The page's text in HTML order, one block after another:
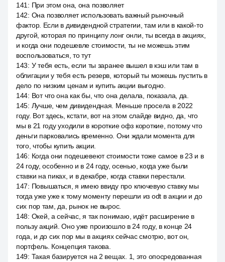
141 : При этом она, она позволяет
142: Она позволяет использовать важный рыночный
фактор. Если в дивидендной стратегии, там или в какой-то
другой, которая по принципу лонг онли, ты всегда в акциях,
и когда они подешевле стоимости, ты не можешь этим
воспользоваться, то тут
143: У тебя есть, если ты заранее вышел в кэш или там в
облигации у тебя есть резерв, который ты можешь пустить в
дело по низким ценам и купить акции выгодно.
144: Вот что она как бы, что она делала, показала, да.
145: Лучше, чем дивидендная. Меньше просела в 2022
году. Вот здесь, кстати, вот на этом слайде видно, да, что
мы в 21 году уходили в короткие офз короткие, потому что
деньги парковались временно. Они ждали момента для
того, чтобы купить акции.
146: Когда они подешевеют стоимости тоже самое в 23 и в
24 году, особенно и в 24 году, осенью, когда уже были
ставки на пиках, и в декабре, когда ставки перестали.
147: Повышаться, я имею ввиду про ключевую ставку мы
тогда уже уже к тому моменту перешли из odt в акции и до
сих пор там, да, рынок не вырос.
148: Окей, а сейчас, я так понимаю, идёт расширение в
пользу акций. Оно уже произошло в 24 году, в конце 24
года, и до сих пор мы в акциях сейчас смотрю, вот он,
портфель. Концепция такова.
149: Такая базируется на 2 вещах. 1, это опосредованная